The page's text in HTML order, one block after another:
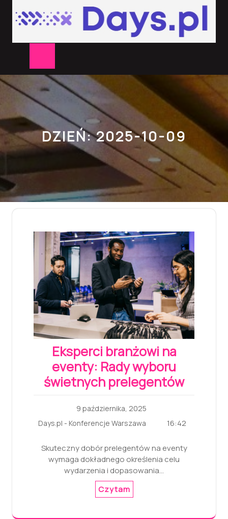
content
Button
DZIEŃ:2025-10-09
Eksperci branżowi na
eventy: Rady wyboru
świetnych prelegentów
9 października, 2025
Days.pl - Konferencje Warszawa
16:42
Skuteczny dobór prelegentów na eventy
wymaga dokładnego określenia celu
wydarzenia i dopasowania…
Czytam